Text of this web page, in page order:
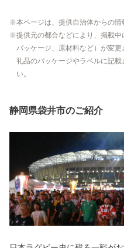
本ページは、提供自治体からの情
提供元の都合などにより、掲載中
パッケージ、原材料など）が変
礼品のパッケージやラベルに記
い。
静岡県袋井市のご紹介